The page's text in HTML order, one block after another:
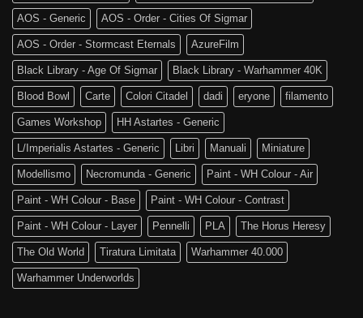
AOS - Generic AOS - Order - Cities Of Sigmar
AOS - Order - Stormcast Eternals AzureFilm
Black Library - Age Of Sigmar Black Library - Warhammer 40K
Blood Bowl Carte Colori Citadel dadi eryone filamento
Games Workshop HH Astartes - Generic
L/Imperialis Astartes - Generic Libri Manuali Miniature
Modellismo Necromunda - Generic Paint - WH Colour - Air
Paint - WH Colour - Base Paint - WH Colour - Contrast
Paint - WH Colour - Layer Pennelli PLA The Horus Heresy
The Old World Tiratura Limitata Warhammer 40.000
Warhammer Underworlds